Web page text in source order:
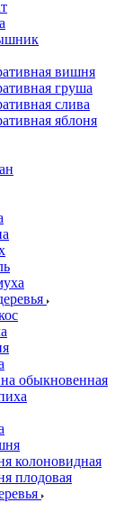
вишня
груша
слива
яблоня
обыкновенная
колоновидная
плодовая